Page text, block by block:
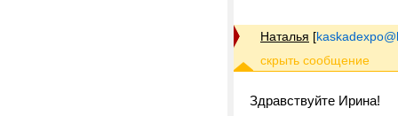
Наталья [
Здравствуйте Ирина!